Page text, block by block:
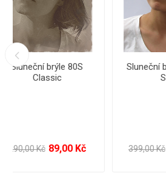
Plavky Borat
390,00 Kč 169,00 Kč